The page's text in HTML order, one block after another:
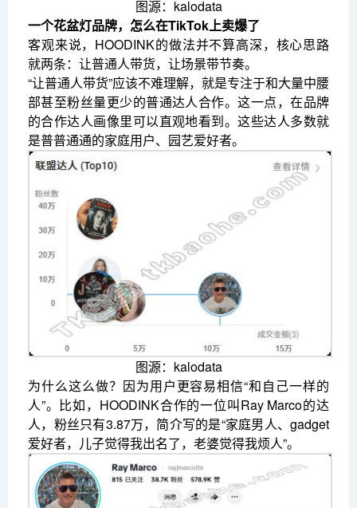
图源：kalodata
一个花盆灯品牌，怎么在TikTok上卖爆了
客观来说，HOODINK的做法并不算高深，核心思路
就两条：让普通人带货，让场景带节奏。
“让普通人带货”应该不难理解，就是专注于和大量中腰
部甚至粉丝量更少的普通达人合作。这一点，在品牌
的合作达人画像里可以直观地看到。这些达人多数就
是普普通通的家庭用户、园艺爱好者。
图源：kalodata
为什么这么做？因为用户更容易相信“和自己一样的
人”。比如，HOODINK合作的一位叫Ray Marco的达
人，粉丝只有3.87万，简介写的是“家庭男人、gadget
爱好者，儿子觉得我出名了，老婆觉得我烦人”。